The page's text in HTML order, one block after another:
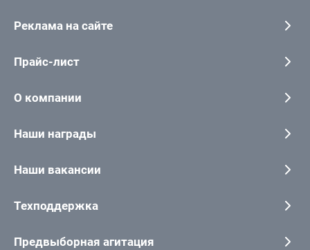
Реклама на сайте
Прайс-лист
О компании
Наши награды
Наши вакансии
Техподдержка
Предвыборная агитация